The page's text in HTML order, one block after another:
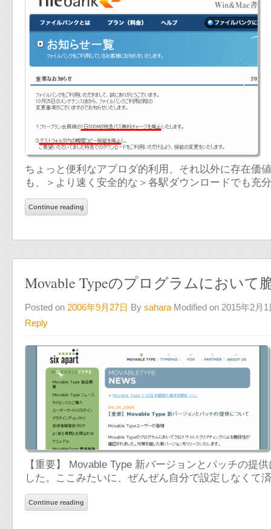
ちょっと便利なアプロダ的利用、それ以外に存在価
も、＞より速く安全的な＞各駅ダウンロードでも
Continue reading
Movable Typeのプログラムにおいて
Posted on 2006年9月27日 By sahara Modified on 2015年2月1
Reply
【重要】 Movable Type 新バージョンとパッチの提
した。ここみたいに、ぜんぜん自分で設定しなく
Continue reading